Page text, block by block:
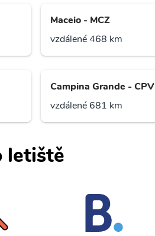
Maceio - MCZ
vzdálené 468 km
Campina Grande - CPV
vzdálené 681 km
letiště